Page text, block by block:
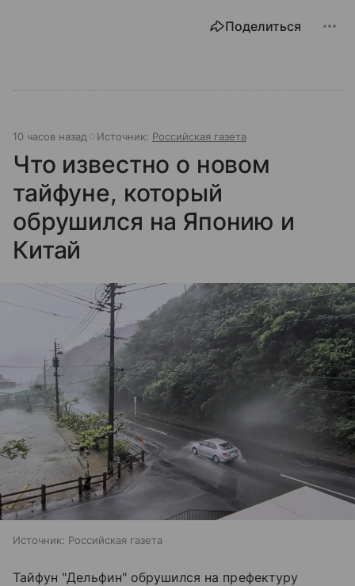
Поделиться
10 часов назад Источник: Российская газета
Что известно о новом
тайфуне, который
обрушился на Японию и
Китай
Источник: Российская газета
Тайфун "Дельфин" обрушился на префектуру